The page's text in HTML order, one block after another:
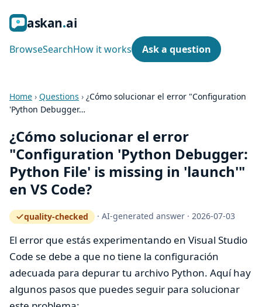
askan ai
BrowseSearchHow it works Ask a question
Home › Questions › ¿Cómo solucionar el error "Configuration
'Python Debugger…
¿Cómo solucionar el error
"Configuration 'Python Debugger:
Python File' is missing in 'launch'"
en VS Code?
quality-checked
— how the quality gate works
·AI-generated answer ·2026-07-03
El error que estás experimentando en Visual Studio
Code se debe a que no tiene la configuración
adecuada para depurar tu archivo Python. Aquí hay
algunos pasos que puedes seguir para solucionar